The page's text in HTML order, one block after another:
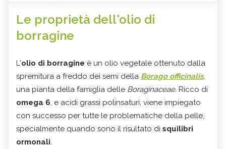
Le proprietà dell'olio di
borragine
L'olio di borragine è un olio vegetale ottenuto dalla
spremitura a freddo dei semi della Borago officinalis,
una pianta della famiglia delle Boraginaceae. Ricco di
omega 6, e acidi grassi polinsaturi, viene impiegato
con successo per tutte le problematiche della pelle,
specialmente quando sono il risultato di squilibri
ormonali.